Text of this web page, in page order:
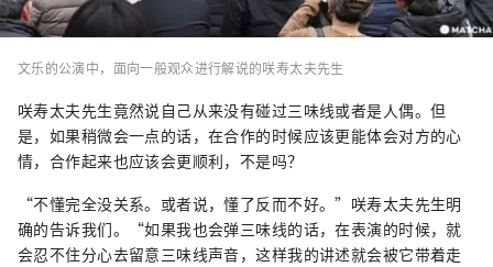
文乐的公演中，面向一般观众进行解说的咲寿太夫先生
咲寿太夫先生竟然说自己从来没有碰过三味线或者是人偶。但
是，如果稍微会一点的话，在合作的时候应该更能体会对方的心
情，合作起来也应该会更顺利，不是吗？
“不懂完全没关系。或者说，懂了反而不好。”咲寿太夫先生明
确的告诉我们。“如果我也会弹三味线的话，在表演的时候，就
会忍不住分心去留意三味线声音，这样我的讲述就会被它带着走